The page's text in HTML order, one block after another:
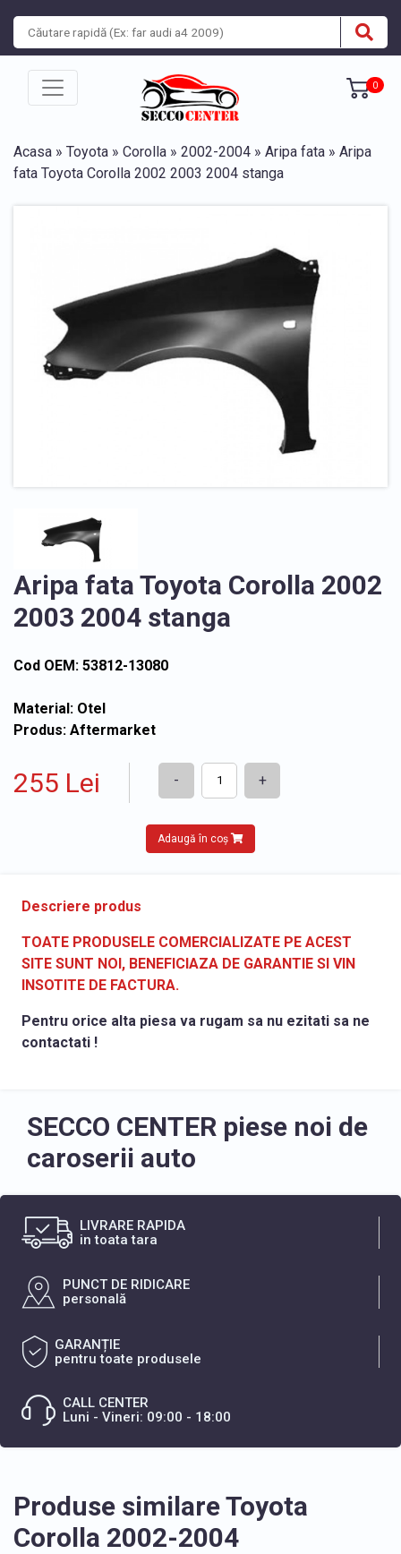
0
Acasa » Toyota » Corolla » 2002-2004 » Aripa fata » Aripa
fata Toyota Corolla 2002 2003 2004 stanga
Aripa fata Toyota Corolla 2002
2003 2004 stanga
Cod OEM: 53812-13080
Material: Otel
Produs: Aftermarket
255 Lei - +
Adaugă în coș
Descriere produs
TOATE PRODUSELE COMERCIALIZATE PE ACEST
SITE SUNT NOI, BENEFICIAZA DE GARANTIE SI VIN
INSOTITE DE FACTURA.
Pentru orice alta piesa va rugam sa nu ezitati sa ne
contactati !
SECCO CENTER piese noi de
caroserii auto
LIVRARE RAPIDA
in toata tara
PUNCT DE RIDICARE
personală
GARANȚIE
pentru toate produsele
CALL CENTER
Luni - Vineri: 09:00 - 18:00
Produse similare Toyota
Corolla 2002-2004